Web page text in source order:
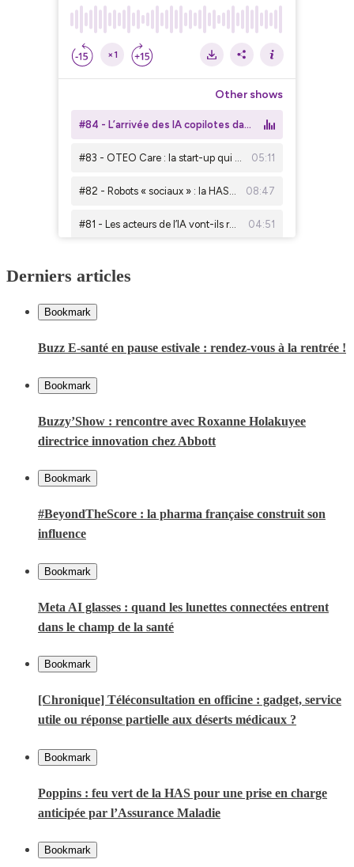
Derniers articles
Bookmark
Buzz E-santé en pause estivale : rendez-vous à la rentrée !
Bookmark
Buzzy’Show : rencontre avec Roxanne Holakuyee
directrice innovation chez Abbott
Bookmark
#BeyondTheScore : la pharma française construit son
influence
Bookmark
Meta AI glasses : quand les lunettes connectées entrent
dans le champ de la santé
Bookmark
[Chronique] Téléconsultation en officine : gadget, service
utile ou réponse partielle aux déserts médicaux ?
Bookmark
Poppins : feu vert de la HAS pour une prise en charge
anticipée par l’Assurance Maladie
Bookmark